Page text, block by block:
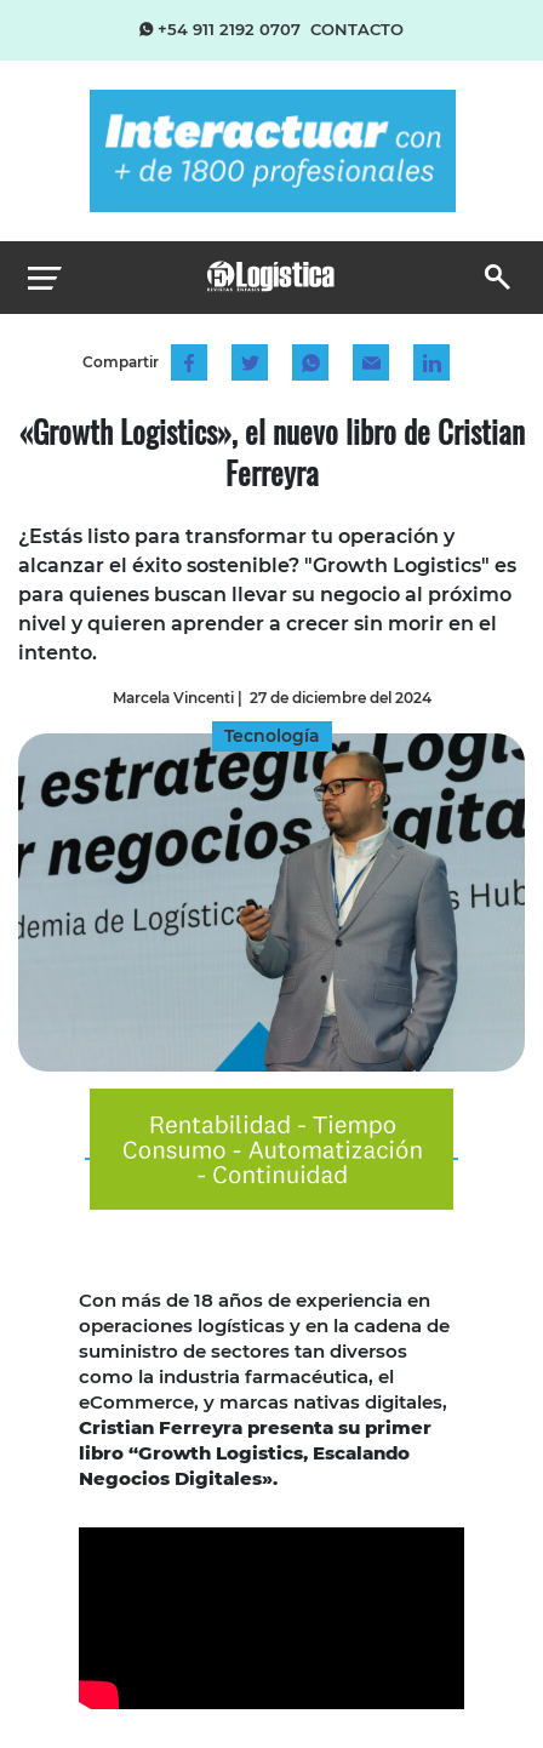
+54 911 2192 0707 CONTACTO
Compartir
«Growth Logistics», el nuevo libro de Cristian
Ferreyra
¿Estás listo para transformar tu operación y
alcanzar el éxito sostenible? "Growth Logistics" es
para quienes buscan llevar su negocio al próximo
nivel y quieren aprender a crecer sin morir en el
intento.
Marcela Vincenti| 27 de diciembre del 2024
Tecnología
Con más de 18 años de experiencia en
operaciones logísticas y en la cadena de
suministro de sectores tan diversos
como la industria farmacéutica, el
eCommerce, y marcas nativas digitales,
Cristian Ferreyra presenta su primer
libro “Growth Logistics, Escalando
Negocios Digitales».